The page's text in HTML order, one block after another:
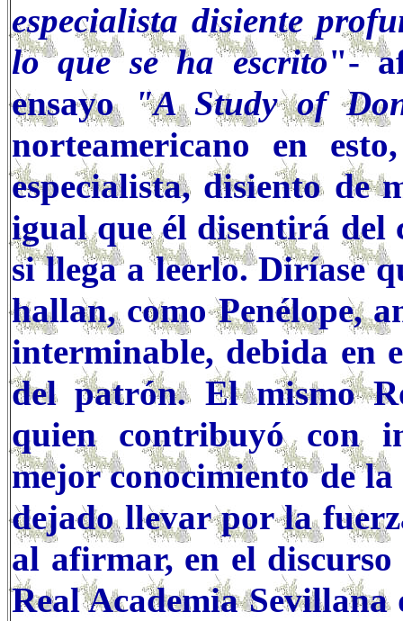
especialista disiente
lo que se ha escrito"-
ensayo "A Study of
norteamericano en
especialista, disiento de
igual que él disentirá del
si llega a leerlo. Diríase
hallan, como Penélope,
interminable, debida en
del patrón. El mismo
quien contribuyó con
mejor conocimiento de
dejado llevar por la
al afirmar, en el
Real Academia Sevillana